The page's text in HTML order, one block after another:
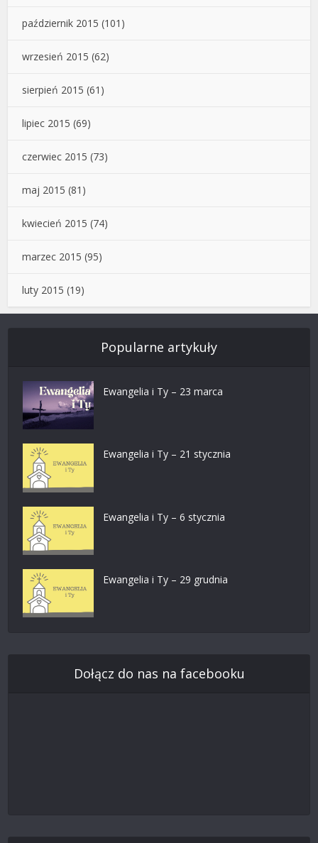
październik 2015 (101)
wrzesień 2015 (62)
sierpień 2015 (61)
lipiec 2015 (69)
czerwiec 2015 (73)
maj 2015 (81)
kwiecień 2015 (74)
marzec 2015 (95)
luty 2015 (19)
Popularne artykuły
Ewangelia i Ty – 23 marca
Ewangelia i Ty – 21 stycznia
Ewangelia i Ty – 6 stycznia
Ewangelia i Ty – 29 grudnia
Dołącz do nas na facebooku